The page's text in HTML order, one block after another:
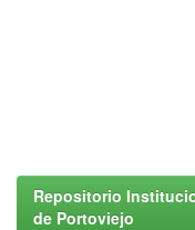
Repositorio
de Portoviejo